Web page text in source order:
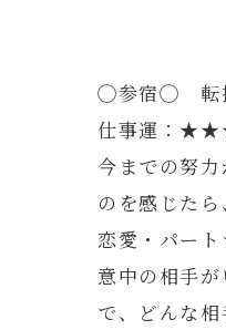
◯参宿◯ 転換
仕事運：
今までの努
のを感じた
恋愛・パー
意中の相手
で、どんな相